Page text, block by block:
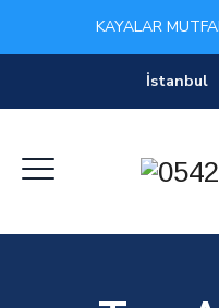
KAYALAR
İstanbul